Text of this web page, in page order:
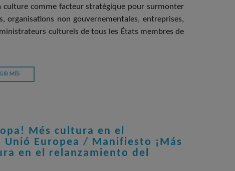
culture comme facteur stratégique pour surmonter
organisations non gouvernementales, entreprises,
culturels de tous les États membres de
MÉS
Més cultura en el
Europea / Manifiesto ¡Más
en el relanzamiento del